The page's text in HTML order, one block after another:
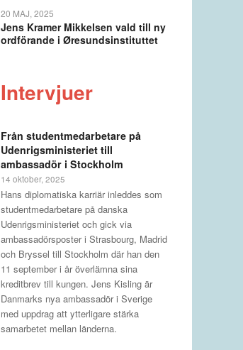
20 MAJ, 2025
Jens Kramer Mikkelsen vald till ny
ordförande i Øresundsinstituttet
Intervjuer
Från studentmedarbetare på
Udenrigsministeriet till
ambassadör i Stockholm
14 oktober, 2025
Hans diplomatiska karriär inleddes som
studentmedarbetare på danska
Udenrigsministeriet och gick via
ambassadörsposter i Strasbourg, Madrid
och Bryssel till Stockholm där han den
11 september i år överlämna sina
kreditbrev till kungen. Jens Kisling är
Danmarks nya ambassadör i Sverige
med uppdrag att ytterligare stärka
samarbetet mellan länderna.